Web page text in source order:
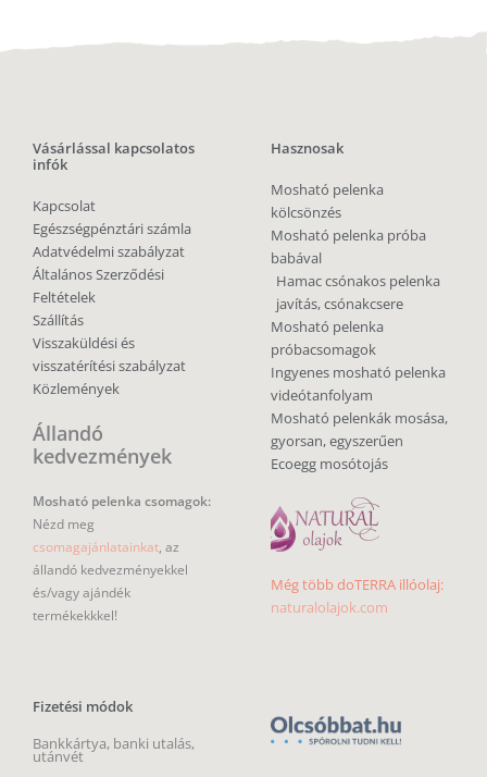
Vásárlással kapcsolatos
infók
Kapcsolat
Egészségpénztári számla
Adatvédelmi szabályzat
Általános Szerződési
Feltételek
Szállítás
Visszaküldési és
visszatérítési szabályzat
Közlemények
Állandó
kedvezmények
Mosható pelenka csomagok:
Nézd meg
csomagajánlatainkat, az
állandó kedvezményekkel
és/vagy ajándék
termékekkkel!
Fizetési módok
Bankkártya, banki utalás,
utánvét
Hasznosak
Mosható pelenka
kölcsönzés
Mosható pelenka próba
babával
Hamac csónakos pelenka
javítás, csónakcsere
Mosható pelenka
próbacsomagok
Ingyenes mosható pelenka
videótanfolyam
Mosható pelenkák mosása,
gyorsan, egyszerűen
Ecoegg mosótojás
Még több doTERRA illóolaj:
naturalolajok.com